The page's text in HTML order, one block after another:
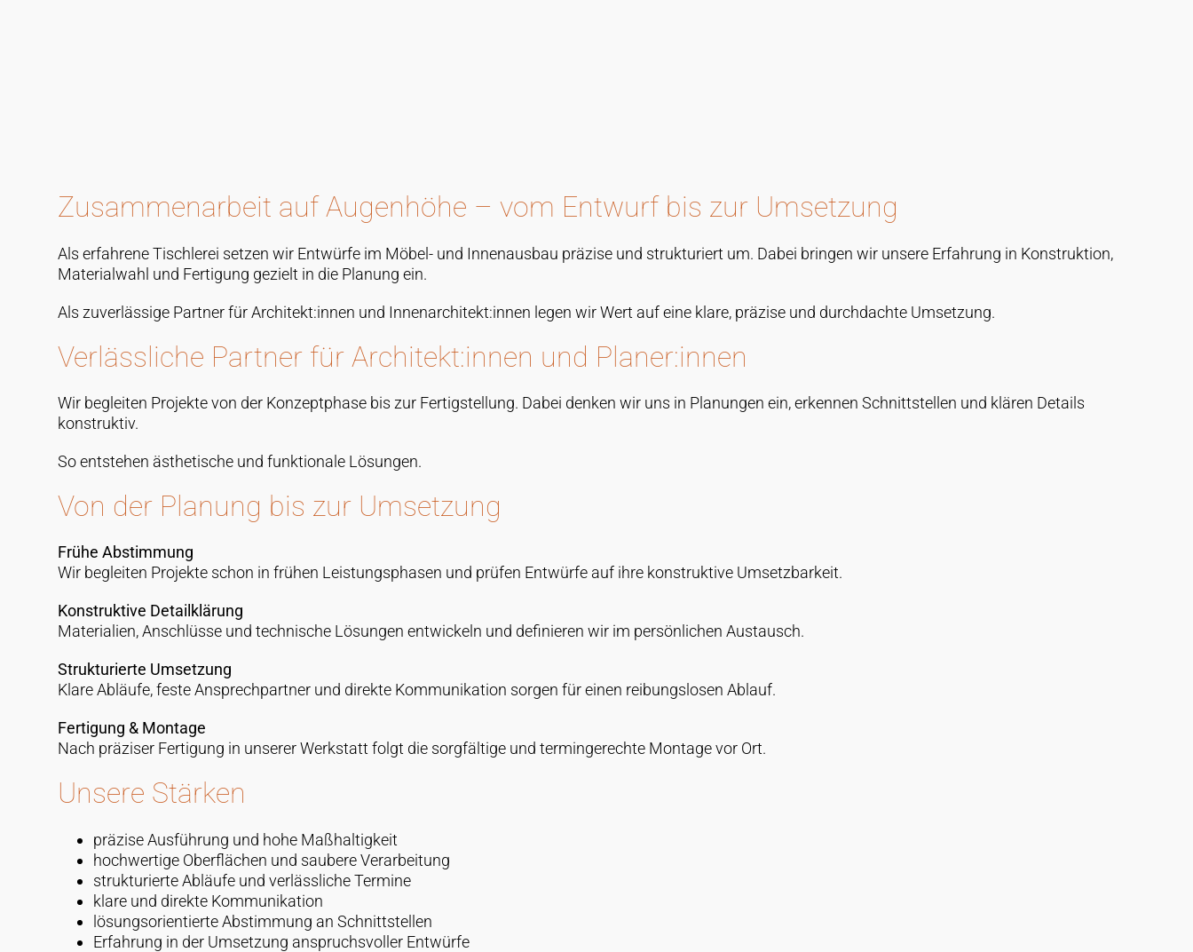
Zusammenarbeit auf Augenhöhe – vom Entwurf bis zur Umsetzung
Als erfahrene Tischlerei setzen wir Entwürfe im Möbel- und Innenausbau präzise und strukturiert um. Dabei bringen wir unsere Erfahrung in Konstruktion,
Materialwahl und Fertigung gezielt in die Planung ein.
Als zuverlässige Partner für Architekt:innen und Innenarchitekt:innen legen wir Wert auf eine klare, präzise und durchdachte Umsetzung.
Verlässliche Partner für Architekt:innen und Planer:innen
Wir begleiten Projekte von der Konzeptphase bis zur Fertigstellung. Dabei denken wir uns in Planungen ein, erkennen Schnittstellen und klären Details
konstruktiv.
So entstehen ästhetische und funktionale Lösungen.
Von der Planung bis zur Umsetzung
Frühe Abstimmung
Wir begleiten Projekte schon in frühen Leistungsphasen und prüfen Entwürfe auf ihre konstruktive Umsetzbarkeit.
Konstruktive Detailklärung
Materialien, Anschlüsse und technische Lösungen entwickeln und definieren wir im persönlichen Austausch.
Strukturierte Umsetzung
Klare Abläufe, feste Ansprechpartner und direkte Kommunikation sorgen für einen reibungslosen Ablauf.
Fertigung & Montage
Nach präziser Fertigung in unserer Werkstatt folgt die sorgfältige und termingerechte Montage vor Ort.
Unsere Stärken
präzise Ausführung und hohe Maßhaltigkeit
hochwertige Oberflächen und saubere Verarbeitung
strukturierte Abläufe und verlässliche Termine
klare und direkte Kommunikation
lösungsorientierte Abstimmung an Schnittstellen
Erfahrung in der Umsetzung anspruchsvoller Entwürfe